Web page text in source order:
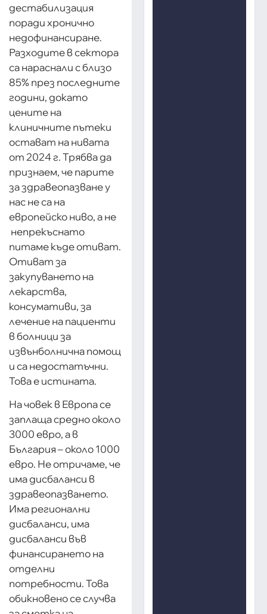
дестабилизация
поради хронично
недофинансиране.
Разходите в сектора
са нараснали с близо
85% през последните
години, докато
цените на
клиничните пътеки
остават на нивата
от 2024 г. Трябва да
признаем, че парите
за здравеопазване у
нас не са на
европейско ниво, а не
непрекъснато
питаме къде отиват.
Отиват за
закупуването на
лекарства,
консумативи, за
лечение на пациенти
в болници за
извънболнична помощ
и са недостатъчни.
Това е истината.
На човек в Европа се
заплаща средно около
3000 евро, а в
България – около 1000
евро. Не отричаме, че
има дисбаланси в
здравеопазването.
Има регионални
дисбаланси, има
дисбаланси във
финансирането на
отделни
потребности. Това
обикновено се случва